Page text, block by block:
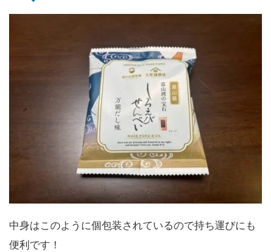
中身はこのように個包装されているので持ち運びにも
便利です！